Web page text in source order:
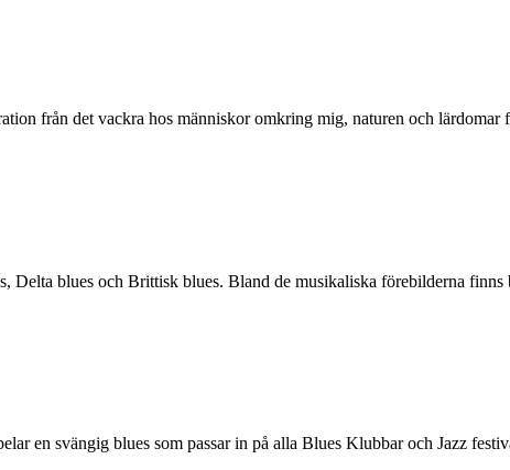
från det vackra hos människor omkring mig, naturen och
Delta blues och Brittisk blues. Bland de musikaliska förebilderna
en svängig blues som passar in på alla Blues Klubbar och Jazz